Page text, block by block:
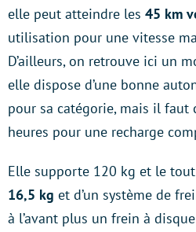
elle peut atteindre les 45 km
utilisation pour une vitesse
D’ailleurs, on retrouve ici un
elle dispose d’une bonne
pour sa catégorie, mais il faut
heures pour une recharge
Elle supporte 120 kg et le
16,5 kg et d’un système de
à l’avant plus un frein à